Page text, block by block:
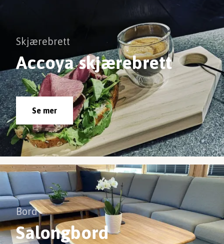
Skjærebrett
Accoya skjærebrett
Se mer
Bord
Salongbord